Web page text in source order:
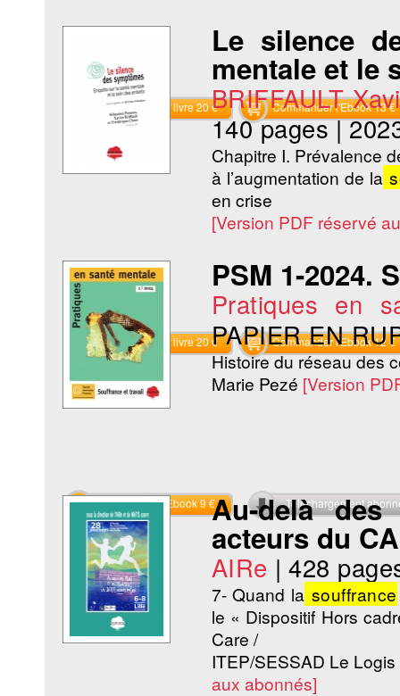
Commander le livre 20 € Commander l'Ebook 13 €
Le silence
mentale et le
BRIFFAULT
140 pages|
Chapitre I. Prévalence
à l’augmentation de la
en crise
[Version PDF réservé
Commander le livre 20 € Commander l'Ebook 12 €
PSM 1-2024.
Pratiques en
PAPIER EN
Histoire du réseau des
Marie Pezé [Version
Commander l'Ebook 9 € Téléchargement
Au-delà
acteurs du
AIRe |428
7- Quand la souffrance
le « Dispositif Hors
Care /
ITEP/SESSAD Le
aux abonnés]